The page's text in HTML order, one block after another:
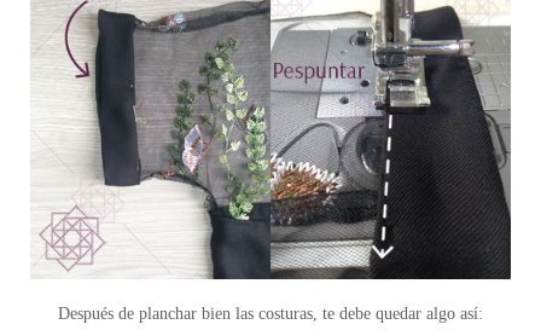
Después de planchar bien las costuras, te debe quedar algo así: